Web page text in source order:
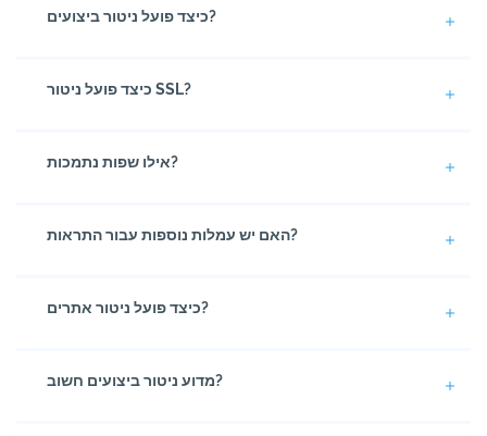
כיצד פועל ניטור ביצועים?
כיצד פועל ניטור SSL?
אילו שפות נתמכות?
האם יש עמלות נוספות עבור התראות?
כיצד פועל ניטור אתרים?
מדוע ניטור ביצועים חשוב?